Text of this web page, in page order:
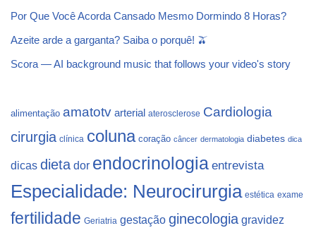
Por Que Você Acorda Cansado Mesmo Dormindo 8 Horas?
Azeite arde a garganta? Saiba o porquê! 🫒
Scora — AI background music that follows your video's story
alimentação amatotv arterial aterosclerose Cardiologia
cirurgia clínica coluna coração câncer dermatologia diabetes dica
dicas dieta dor endocrinologia entrevista
Especialidade: Neurocirurgia estética exame
fertilidade Geriatria gestação ginecologia gravidez